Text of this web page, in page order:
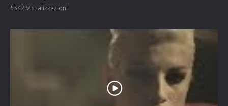
5542 Visualizzazioni